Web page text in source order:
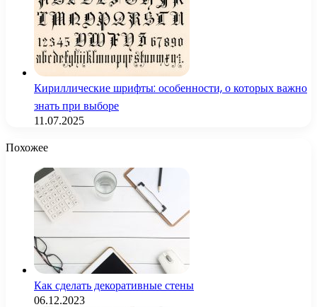
Кириллические шрифты: особенности, о которых важно
знать при выборе
11.07.2025
Похожее
Как сделать декоративные стены
06.12.2023